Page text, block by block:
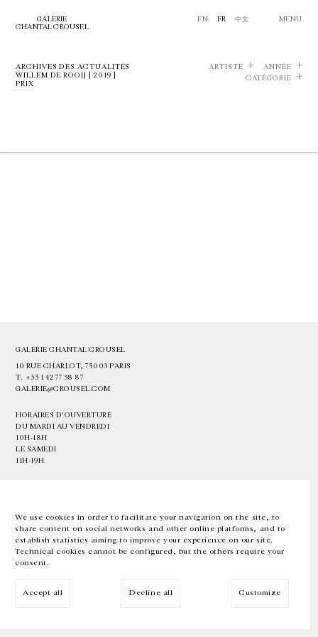
We use cookies in order to facilitate your navigation on the site, to
share content on social networks and other online platforms, and to
establish statistics aiming to improve your experience on our site.
Technical cookies cannot be configured, but the others require your
consent.
Accept all Decline all Customize
GALERIE
CHANTAL CROUSEL
EN FR 中文 MENU
ARCHIVES DES ACTUALITÉS
WILLEM DE ROOIJ | 2019 |
PRIX
ARTISTE
ANNÉE
CATÉGORIE
GALERIE CHANTAL CROUSEL
10 RUE CHARLOT, 75003 PARIS
T. +33 1 42 77 38 87
GALERIE@CROUSEL.COM
HORAIRES D'OUVERTURE
DU MARDI AU VENDREDI
10H-18H
LE SAMEDI
11H-19H
EN FR 中文 Facebook Instagram
Inscrivez-vous à notre newsletter